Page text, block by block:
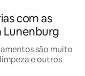
com as
Lunenburg
são muito
e outros